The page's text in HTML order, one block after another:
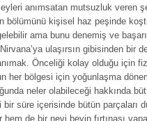
anımsatan mutsuzluk veren
bölümünü kişisel haz peşinde
ama bunu denemiş ve
ulaşırsın gibisinden bir
Önceliği kolay olduğu için
her bölgesi için yoğunlaşma
neler olabileceği hakkında
süre içerisinde bütün parçaları
de bir nevi beyin fırtınası